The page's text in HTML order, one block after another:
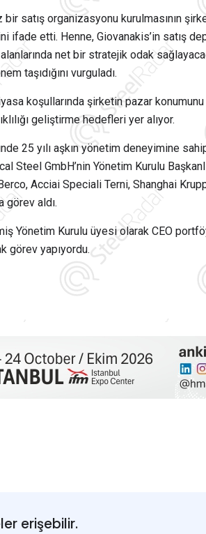
satış organizasyonu kurulmasının
etti. Henne, Giovanakis’in satış
net bir stratejik odak
taşıdığını vurguladı.
koşullarında şirketin pazar konumunu
geliştirme hedefleri yer alıyor.
25 yılı aşkın yönetim deneyimine
Steel GmbH’nin Yönetim Kurulu
Acciai Speciali Terni, Shanghai
görev aldı.
Yönetim Kurulu üyesi olarak CEO
görev yapıyordu.
erişebilir.